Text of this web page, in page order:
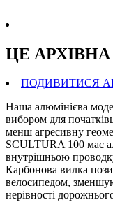
ЦЕ
ПОДИВИТИСЯ
Наша алюмінієва
вибором для
менш агресивну
SCULTURA 100 має
внутрішньою
Карбонова вилка
велосипедом,
нерівності